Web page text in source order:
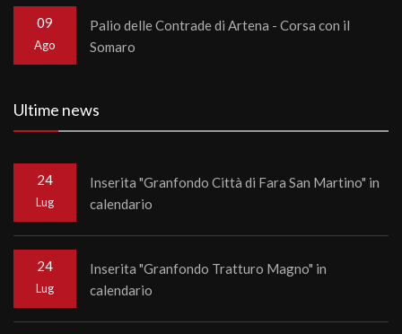
09
Ago
Palio delle Contrade di Artena - Corsa con il
Somaro
Ultime news
24
Lug
Inserita "Granfondo Città di Fara San Martino" in
calendario
24
Lug
Inserita "Granfondo Tratturo Magno" in
calendario